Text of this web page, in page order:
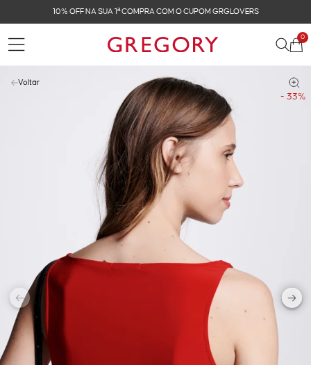
10% OFF NA SUA 1ª COMPRA COM O CUPOM GRGLOVERS
0
- 33%
Voltar